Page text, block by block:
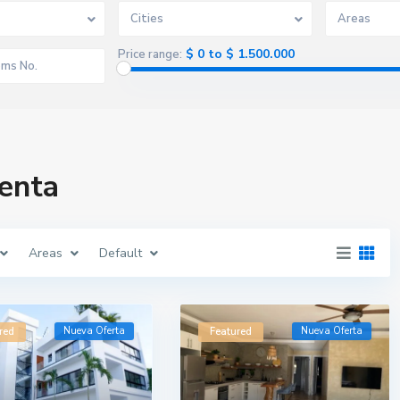
Cities Areas
Price range: $ 0 to $ 1.500.000
Areas Default
Nueva Oferta Featured Nueva Oferta